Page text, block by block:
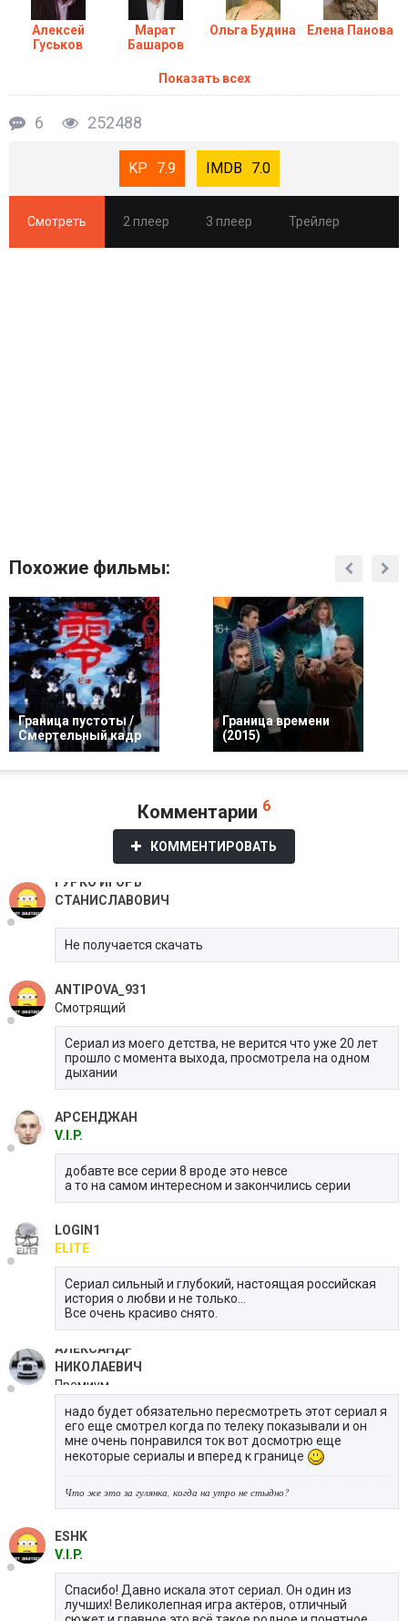
Алексей
Гуськов
Марат
Башаров
Ольга Будина Елена Панова
Показать всех
6 252488
7.9 7.0
Смотреть 2 плеер 3 плеер Трейлер
Похожие фильмы:
Граница пустоты /
Смертельный кадр
Граница времени
(2015)
Комментарии 6
КОММЕНТИРОВАТЬ
ГУРКО ИГОРЬ
СТАНИСЛАВОВИЧ
Не получается скачать
ANTIPOVA_931
Смотрящий
Сериал из моего детства, не верится что уже 20 лет
прошло с момента выхода, просмотрела на одном
дыхании
АРСЕНДЖАН
V.I.P.
добавте все серии 8 вроде это невсе
а то на самом интересном и закончились серии
LOGIN1
ELITE
Сериал сильный и глубокий, настоящая российская
история о любви и не только...
Все очень красиво снято.
АЛЕКСАНДР
НИКОЛАЕВИЧ
Премиум
надо будет обязательно пересмотреть этот сериал я
его еще смотрел когда по телеку показывали и он
мне очень понравился ток вот досмотрю еще
некоторые сериалы и вперед к границе
Что же это за гулянка, когда на утро не стыдно?
ESHK
V.I.P.
Спасибо! Давно искала этот сериал. Он один из
лучших! Великолепная игра актёров, отличный